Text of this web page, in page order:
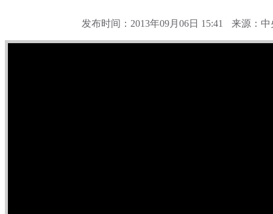
发布时间：2013年09月06日 15:41 来源：中